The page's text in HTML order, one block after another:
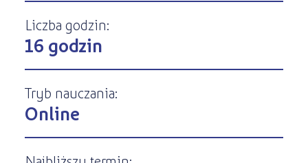
Kursy stacjonarne
Kariera
Liczba godzin:
16 godzin
Tryb nauczania:
Online